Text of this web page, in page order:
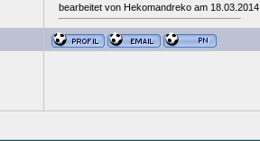
bearbeitet von Hekomandreko am